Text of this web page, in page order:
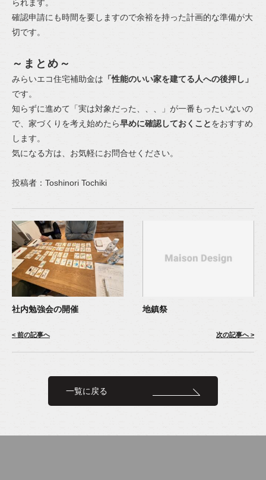
られます。
確認申請にも時間を要しますので余裕を持った計画的な準備が大
切です。
～まとめ～
みらいエコ住宅補助金は 「性能のいい家を建てる人への後押し」
です。
知らずに進めて「実は対象だった、、、」が一番もったいないの
で、家づくりを考え始めたら早めに確認しておくことをおすすめ
します。
気になる方は、お気軽にお問合せください。
投稿者：Toshinori Tochiki
社内勉強会の開催
< 前の記事へ
地鎮祭
次の記事へ >
一覧に戻る